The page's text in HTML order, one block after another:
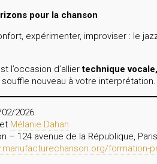
pour la chanson
expérimenter, improviser : le
l’occasion d’alliertechnique
nouveau à votre interprétation.
2026
et Mélanie Dahan
– 124 avenue de la République,
formation-